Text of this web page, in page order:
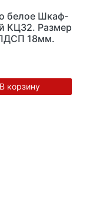
белое Шкаф-
КЦ32. Размер
18мм.
ПОЗИЦИЯ
В корзину